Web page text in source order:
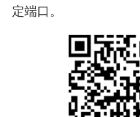
定端口。